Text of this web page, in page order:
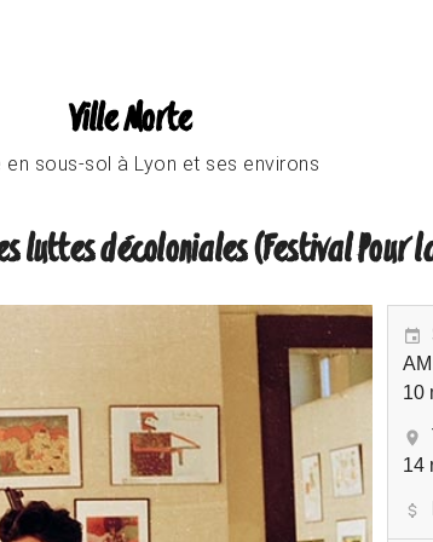
Ville Morte
en sous-sol à Lyon et ses environs
luttes décoloniales (Festival Pour
AM
10
14